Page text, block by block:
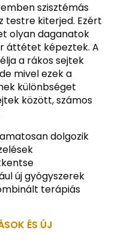
szisztémás
testre kiterjed. Ezért
olyan daganatok
áttétet képeztek. A
a rákos sejtek
mivel ezek a
különbséget
között, számos
dolgozik
új gyógyszerek
terápiás
ÉS ÚJ